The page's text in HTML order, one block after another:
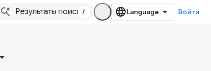
/ Войти